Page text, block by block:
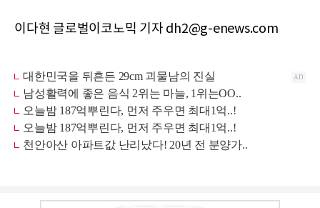
이다현 글로벌이코노믹 기자 dh2@g-enews.com